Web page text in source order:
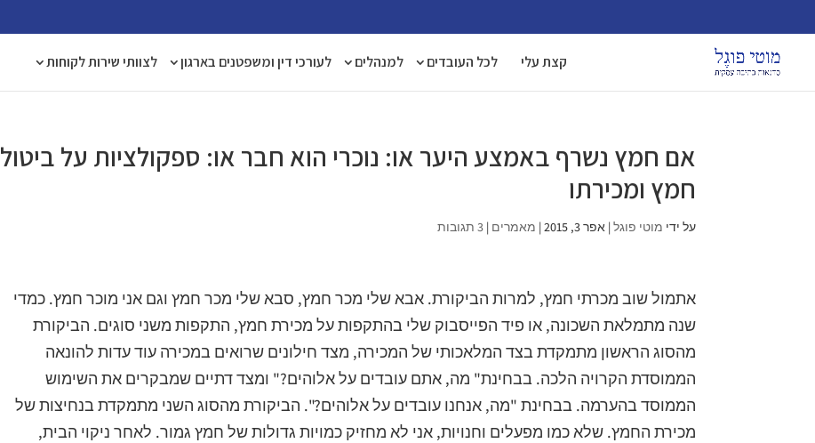
קצת עלי לכל העובדים למנהלים לעורכי דין ומשפטנים בארגון לצוותי שירות לקוחות
אם חמץ נשרף באמצע היער או: נוכרי הוא חבר או: ספקולציות על ביטול
חמץ ומכירתו
על ידי מוטי פוגל|אפר 3, 2015 | מאמרים |3 תגובות
אתמול שוב מכרתי חמץ, למרות הביקורת. אבא שלי מכר חמץ, סבא שלי מכר חמץ וגם אני מוכר חמץ. כמדי
שנה מתמלאת השכונה, או פיד הפייסבוק שלי בהתקפות על מכירת חמץ, התקפות משני סוגים. הביקורת
מהסוג הראשון מתמקדת בצד המלאכותי של המכירה, מצד חילונים שרואים במכירה עוד עדות להונאה
הממוסדת הקרויה הלכה. בבחינת" מה, אתם עובדים על אלוהים?" ומצד דתיים שמבקרים את השימוש
הממוסד בהערמה. בבחינת "מה, אנחנו עובדים על אלוהים?". הביקורת מהסוג השני מתמקדת בנחיצות של
מכירת החמץ. שלא כמו מפעלים וחנויות, אני לא מחזיק כמויות גדולות של חמץ גמור. לאחר ניקוי הבית,